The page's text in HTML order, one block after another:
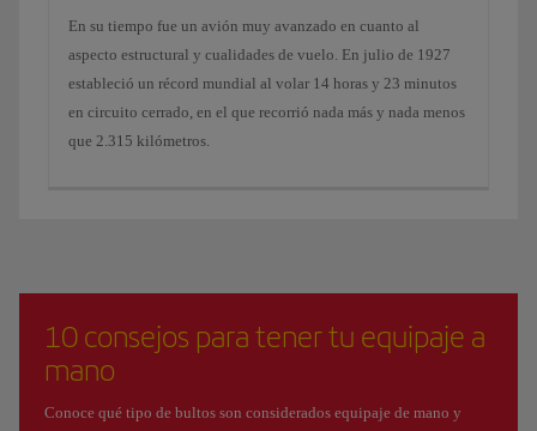
En su tiempo fue un avión muy avanzado en cuanto al
aspecto estructural y cualidades de vuelo. En julio de 1927
estableció un récord mundial al volar 14 horas y 23 minutos
en circuito cerrado, en el que recorrió nada más y nada menos
que 2.315 kilómetros.
10 consejos para tener tu equipaje a
mano
Conoce qué tipo de bultos son considerados equipaje de mano y